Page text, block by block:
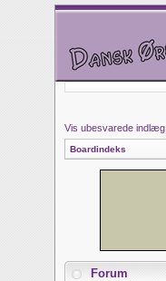
Vis ubesvarede indlæg
Boardindeks
Forum